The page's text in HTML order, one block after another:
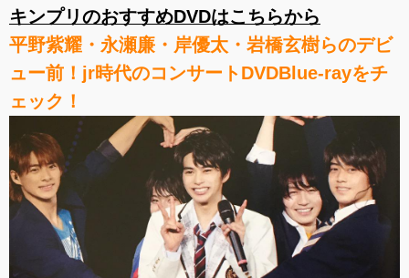
キンプリのおすすめDVDはこちらから
平野紫耀・永瀬廉・岸優太・岩橋玄樹らのデビ
ュー前！jr時代のコンサートDVDBlue-rayをチ
ェック！